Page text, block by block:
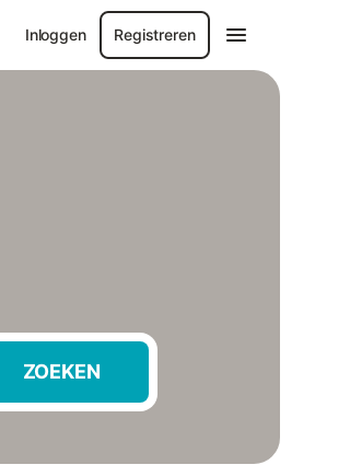
Inloggen Registreren
ZOEKEN